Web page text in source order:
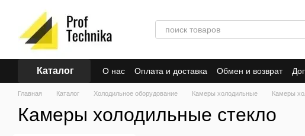
Перейти к основному контенту
Каталог О нас Оплата и доставка Обмен и возврат
Главная Каталог Холодильное оборудование Камеры холодильные Камеры
Камеры холодильные стекло